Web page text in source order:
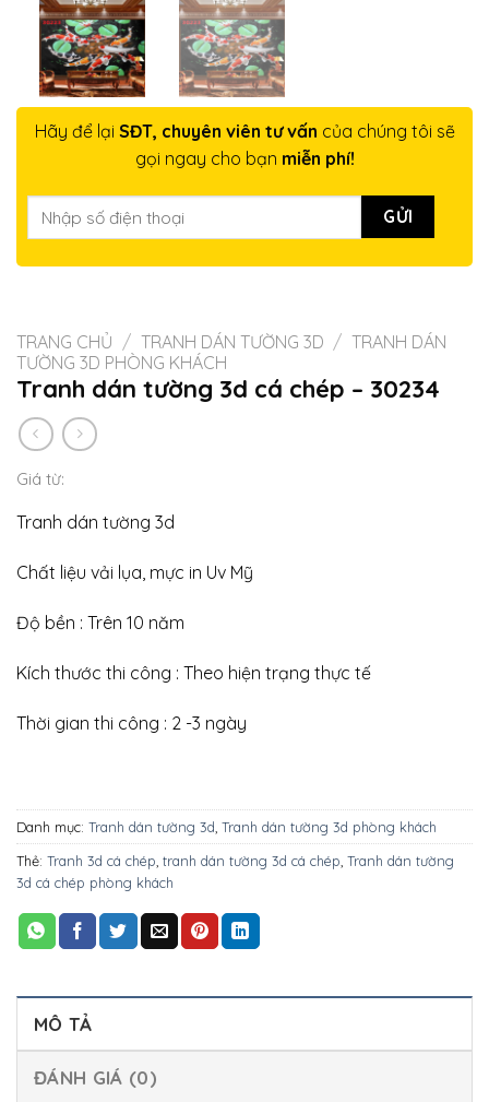
Hãy để lại SĐT, chuyên viên tư vấn của chúng tôi sẽ
gọi ngay cho bạn miễn phí!
TRANG CHỦ / TRANH DÁN TƯỜNG 3D / TRANH DÁN
TƯỜNG 3D PHÒNG KHÁCH
Tranh dán tường 3d cá chép – 30234
Giá từ:
Tranh dán tường 3d
Chất liệu vải lụa, mực in Uv Mỹ
Độ bền : Trên 10 năm
Kích thước thi công : Theo hiện trạng thực tế
Thời gian thi công : 2 -3 ngày
Danh mục: Tranh dán tường 3d Tranh dán tường 3d phòng khách
Thẻ: Tranh 3d cá chép tranh dán tường 3d cá chép Tranh dán tường
3d cá chép phòng khách
MÔ TẢ
ĐÁNH GIÁ (0)